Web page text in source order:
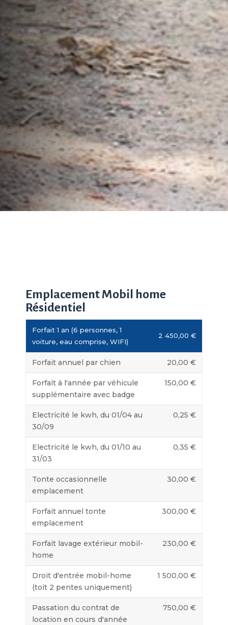
Emplacement Mobil home
Résidentiel
Forfait 1 an (6 personnes, 1
voiture, eau comprise, WIFI)
2 450,00 €
Forfait annuel par chien 20,00 €
Forfait à l'année par véhicule
supplémentaire avec badge
150,00 €
Electricité le kwh, du 01/04 au
30/09
0,25 €
Electricité le kwh, du 01/10 au
31/03
0,35 €
Tonte occasionnelle
emplacement
30,00 €
Forfait annuel tonte
emplacement
300,00 €
Forfait lavage extérieur mobil-
home
230,00 €
Droit d'entrée mobil-home
(toit 2 pentes uniquement)
1 500,00 €
Passation du contrat de
location en cours d'année
750,00 €